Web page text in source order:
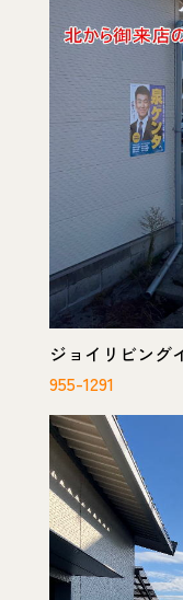
ジョイリビング
955-1291